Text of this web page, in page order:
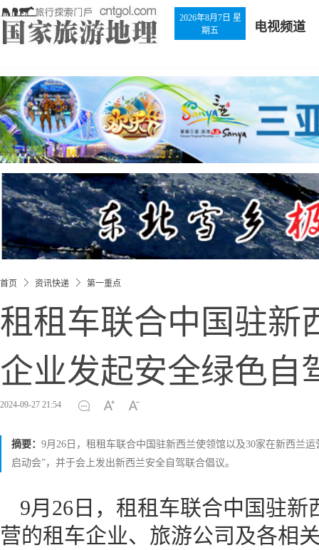
2026年8月7日 星
期五
电视频道
首页 资讯快递 第一重点
租租车联合中国驻新
企业发起安全绿色自
2024-09-27 21:54
摘要： 9月26日，租租车联合中国驻新西兰使领馆以及30家在新西兰
启动会”，并于会上发出新西兰安全自驾联合倡议。
9月26日，租租车联合中国驻
营的租车企业、旅游公司及各相